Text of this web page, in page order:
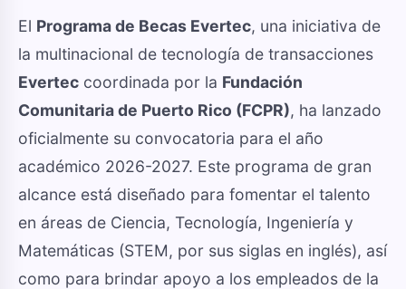
El Programa de Becas Evertec, una iniciativa de
la multinacional de tecnología de transacciones
Evertec coordinada por la Fundación
Comunitaria de Puerto Rico (FCPR), ha lanzado
oficialmente su convocatoria para el año
académico 2026-2027. Este programa de gran
alcance está diseñado para fomentar el talento
en áreas de Ciencia, Tecnología, Ingeniería y
Matemáticas (STEM, por sus siglas en inglés), así
como para brindar apoyo a los empleados de la